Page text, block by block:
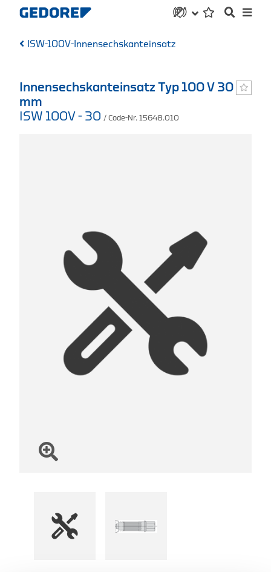
ISW-100V-Innensechskanteinsatz
Innensechskanteinsatz Typ 100 V 30
mm
ISW 100V - 30 / Code-Nr. 15648.010